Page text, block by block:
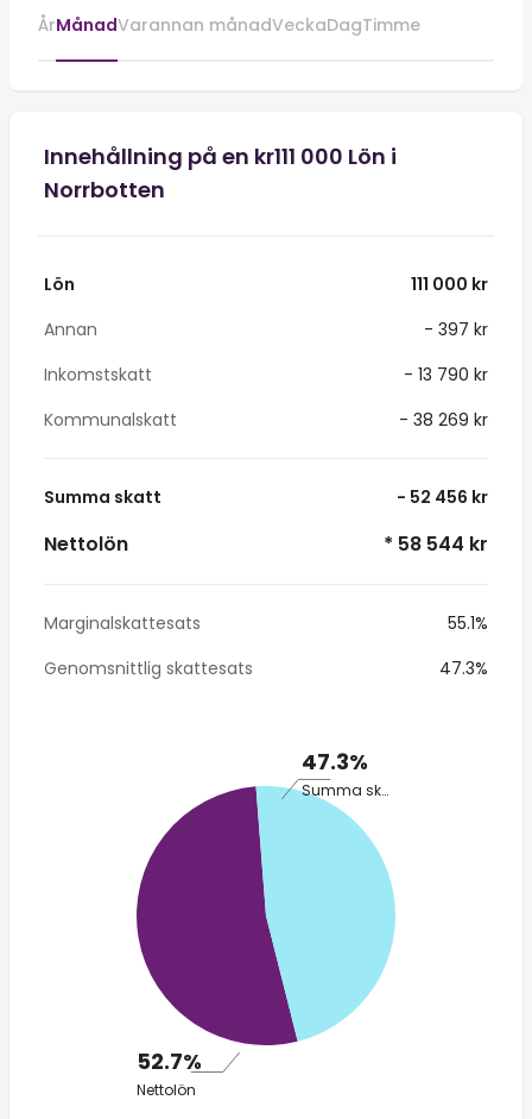
ÅrMånadVarannan månadVeckaDagTimme
Innehållning på en kr111 000 Lön i
Norrbotten
Lön
111 000 kr
Annan
- 397 kr
Inkomstskatt
- 13 790 kr
Kommunalskatt
- 38 269 kr
Summa skatt - 52 456 kr
Nettolön * 58 544 kr
Marginalskattesats
55.1%
Genomsnittlig skattesats
47.3%
47.3%
Summa skatt
52.7%
Nettolön